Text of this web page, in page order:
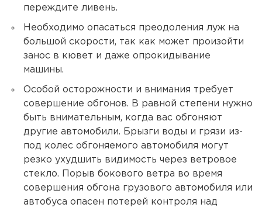
переждите ливень.
Необходимо опасаться преодоления луж на
большой скорости, так как может произойти
занос в кювет и даже опрокидывание
машины.
Особой осторожности и внимания требует
совершение обгонов. В равной степени нужно
быть внимательным, когда вас обгоняют
другие автомобили. Брызги воды и грязи из-
под колес обгоняемого автомобиля могут
резко ухудшить видимость через ветровое
стекло. Порыв бокового ветра во время
совершения обгона грузового автомобиля или
автобуса опасен потерей контроля над